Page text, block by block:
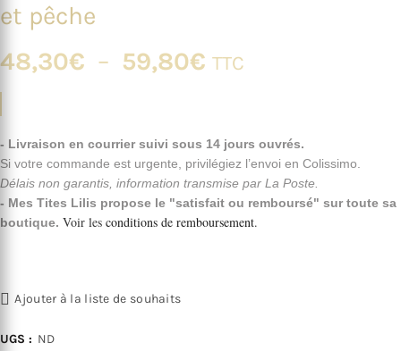
et pêche
48,30€ – 59,80€ Plage
prix :
48,30€
à
TTC
- Livraison en courrier suivi sous 14 jours ouvrés.
Si votre commande est urgente, privilégiez l’envoi en Colissimo.
Délais non garantis, information transmise par La Poste.
- Mes Tites Lilis propose le "satisfait ou remboursé" sur toute sa
boutique. Voir les conditions de remboursement.
Ajouter à la liste de souhaits
UGS : ND